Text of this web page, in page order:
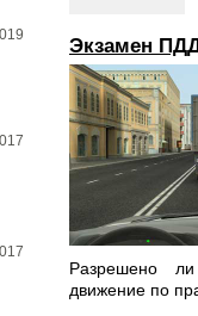
Экзамен
Разрешено
движение по